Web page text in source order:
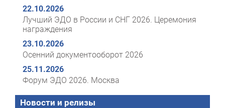
22.10.2026
Лучший ЭДО в России и СНГ 2026. Церемония
награждения
23.10.2026
Осенний документооборот 2026
25.11.2026
Форум ЭДО 2026. Москва
Новости и релизы